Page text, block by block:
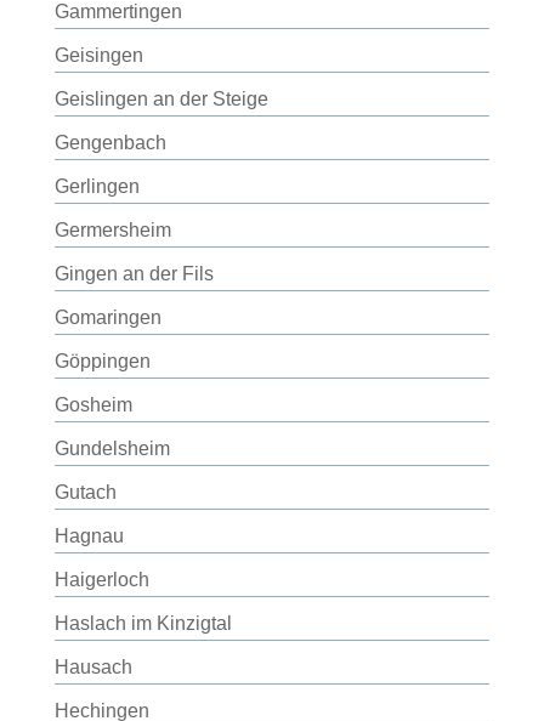
Gammertingen
Geisingen
Geislingen an der Steige
Gengenbach
Gerlingen
Germersheim
Gingen an der Fils
Gomaringen
Göppingen
Gosheim
Gundelsheim
Gutach
Hagnau
Haigerloch
Haslach im Kinzigtal
Hausach
Hechingen